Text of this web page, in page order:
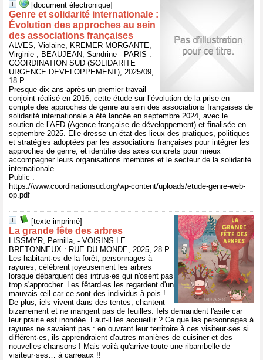
[document électronique]
Genre et solidarité internationale :
Évolution des approches au sein
des associations françaises
ALVES, Violaine, KREMER MORGANTE,
Virginie ; BEAUJEAN, Sandrine - PARIS :
COORDINATION SUD (SOLIDARITE
URGENCE DEVELOPPEMENT), 2025/09,
18 P.
Presque dix ans après un premier travail
conjoint réalisé en 2016, cette étude sur l’évolution de la prise en
compte des approches de genre au sein des associations françaises de
solidarité internationale a été lancée en septembre 2024, avec le
soutien de l’AFD (Agence française de développement) et finalisée en
septembre 2025. Elle dresse un état des lieux des pratiques, politiques
et stratégies adoptées par les associations françaises pour intégrer les
approches de genre, et identifie des axes concrets pour mieux
accompagner leurs organisations membres et le secteur de la solidarité
internationale.
Public :
https://www.coordinationsud.org/wp-content/uploads/etude-genre-web-
op.pdf
[texte imprimé]
La grande fête des arbres
LISSMYR, Pernilla, - VOISINS LE
BRETONNEUX : RUE DU MONDE, 2025, 28 P.
Les habitant·es de la forêt, personnages à
rayures, célèbrent joyeusement les arbres
lorsque débarquent des intrus·es qui n'osent pas
trop s'approcher. Les fêtard·es les regardent d'un
mauvais œil car ce sont des individus à pois !
De plus, iels vivent dans des tentes, chantent
bizarrement et ne mangent pas de feuilles. Iels demandent l'asile car
leur prairie est inondée. Faut-il les accueillir ? Ce que les personnages à
rayures ne savaient pas : en ouvrant leur territoire à ces visiteur·ses si
différent·es, ils apprendraient d'autres manières de cuisiner et des
nouvelles chansons ! Mais voilà qu'arrive toute une ribambelle de
visiteur·ses… à carreaux !!